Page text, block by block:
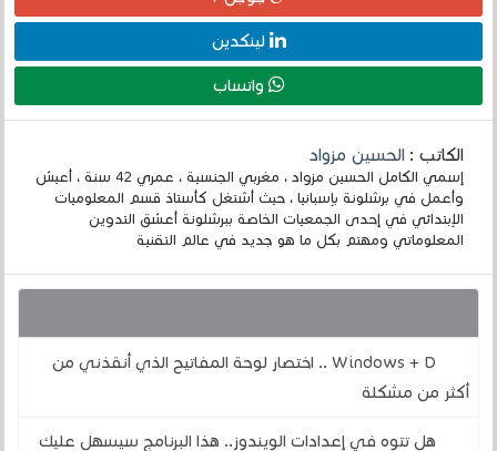
لينكدين
واتساب
الكاتب :الحسين مزواد
إسمي الكامل الحسين مزواد ، مغربي الجنسية ، عمري 42 سنة ، أعيش
وأعمل في برشلونة بإسبانيا ، حيث أشتغل كأستاذ قسم المعلوميات
الإبتدائي في إحدى الجمعيات الخاصة ببرشلونة أعشق التدوين
المعلوماتي ومهتم بكل ما هو جديد في عالم التقنية
Windows + D .. اختصار لوحة المفاتيح الذي أنقذني من
أكثر من مشكلة
هل تتوه في إعدادات الويندوز.. هذا البرنامج سيسهل عليك